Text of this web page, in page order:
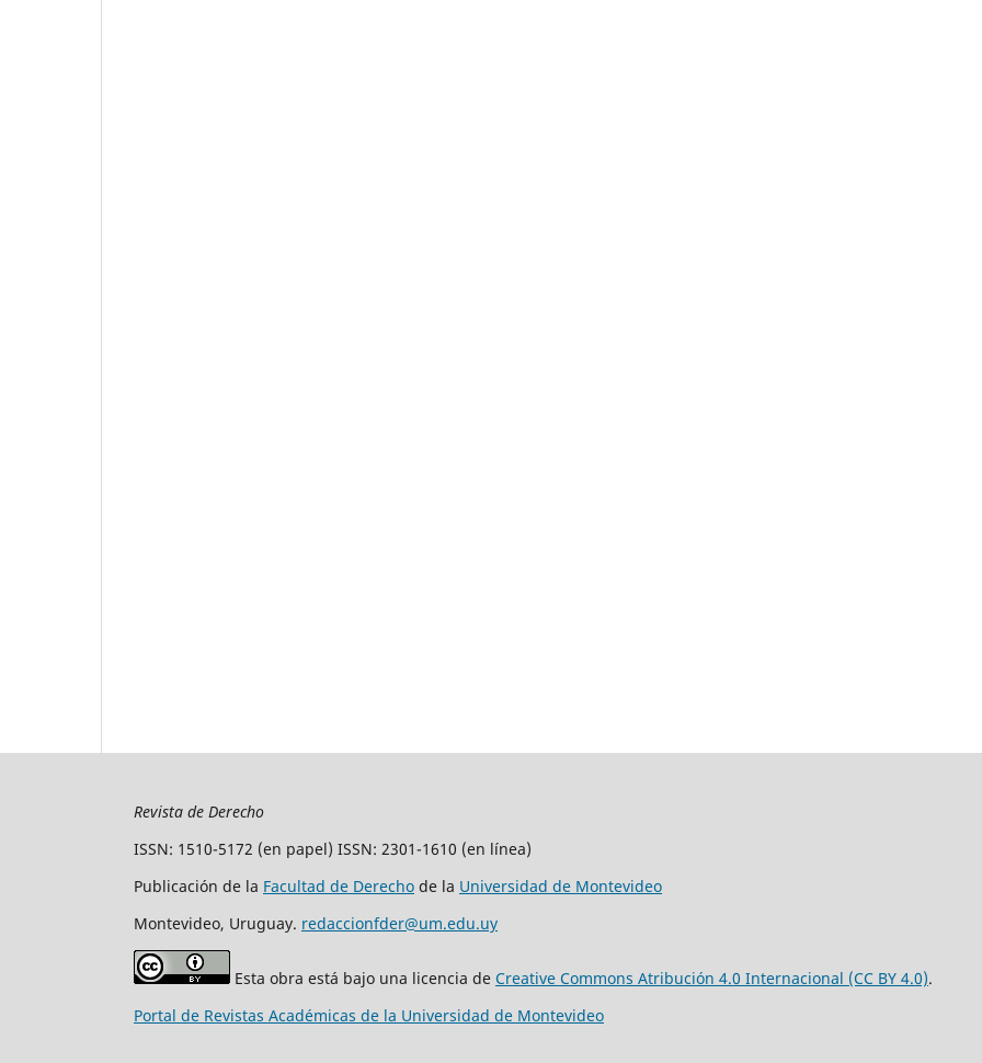
Revista de Derecho
ISSN: 1510-5172 (en papel) ISSN: 2301-1610 (en línea)
Publicación de la Facultad de Derecho de la Universidad de Montevideo
Montevideo, Uruguay. redaccionfder@um.edu.uy
Esta obra está bajo una licencia de Creative Commons Atribución 4.0 Internacional (CC BY 4.0).
Portal de Revistas Académicas de la Universidad de Montevideo